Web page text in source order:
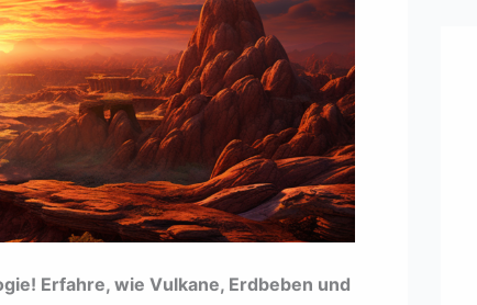
Erfahre, wie Vulkane, Erdbeben und